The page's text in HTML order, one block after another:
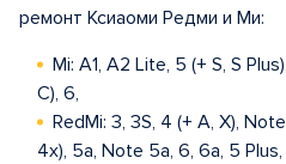
ремонт Ксиаоми Редми и Ми:
Mi: A1, A2 Lite, 5 (+ S, S
C), 6,
RedMi: 3, 3S, 4 (+ A, X),
4x), 5a, Note 5a, 6, 6a, 5